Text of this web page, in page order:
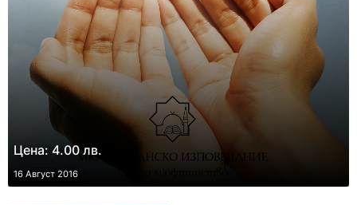
Цена: 4.00 лв.
16 Август 2016